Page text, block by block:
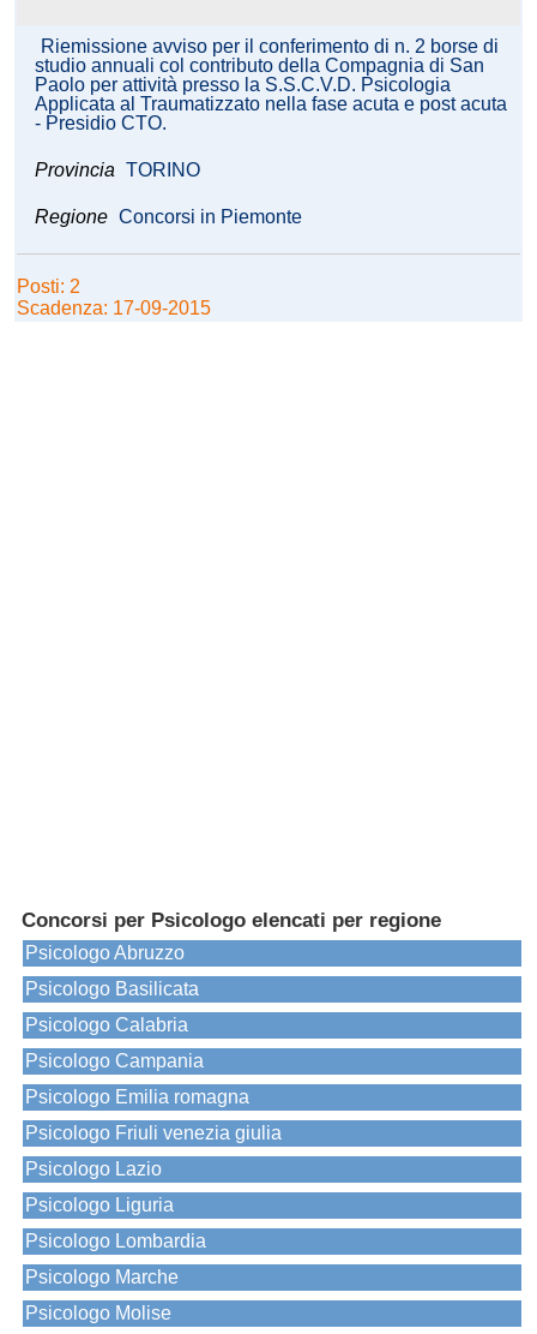
Riemissione avviso per il conferimento di n. 2 borse di
studio annuali col contributo della Compagnia di San
Paolo per attività presso la S.S.C.V.D. Psicologia
Applicata al Traumatizzato nella fase acuta e post acuta
- Presidio CTO.
Provincia TORINO
Regione Concorsi in Piemonte
Posti: 2
Scadenza: 17-09-2015
Concorsi per Psicologo elencati per regione
Psicologo Abruzzo
Psicologo Basilicata
Psicologo Calabria
Psicologo Campania
Psicologo Emilia romagna
Psicologo Friuli venezia giulia
Psicologo Lazio
Psicologo Liguria
Psicologo Lombardia
Psicologo Marche
Psicologo Molise